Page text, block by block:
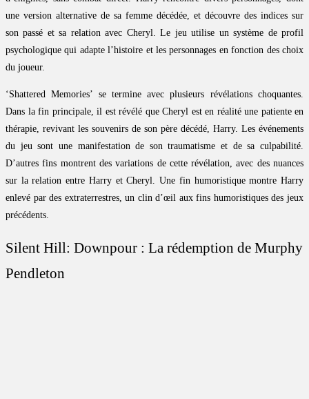
une version alternative de sa femme décédée, et découvre des indices sur
son passé et sa relation avec Cheryl. Le jeu utilise un système de profil
psychologique qui adapte l’histoire et les personnages en fonction des choix
du joueur.
‘Shattered Memories’ se termine avec plusieurs révélations choquantes.
Dans la fin principale, il est révélé que Cheryl est en réalité une patiente en
thérapie, revivant les souvenirs de son père décédé, Harry. Les événements
du jeu sont une manifestation de son traumatisme et de sa culpabilité.
D’autres fins montrent des variations de cette révélation, avec des nuances
sur la relation entre Harry et Cheryl. Une fin humoristique montre Harry
enlevé par des extraterrestres, un clin d’œil aux fins humoristiques des jeux
précédents.
Silent Hill: Downpour : La rédemption de Murphy
Pendleton